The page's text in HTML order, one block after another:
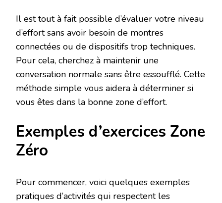
Il est tout à fait possible d’évaluer votre niveau
d’effort sans avoir besoin de montres
connectées ou de dispositifs trop techniques.
Pour cela, cherchez à maintenir une
conversation normale sans être essoufflé. Cette
méthode simple vous aidera à déterminer si
vous êtes dans la bonne zone d’effort.
Exemples d’exercices Zone
Zéro
Pour commencer, voici quelques exemples
pratiques d’activités qui respectent les